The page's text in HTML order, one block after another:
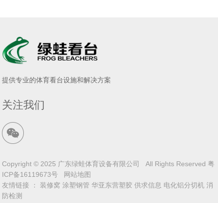
提供专业的体育看台设施和解决方案
关注我们
Copyright © 2025 广东绿蛙体育设备有限公司 All Rights Reserved 粤
ICP备16119673号
网站地图
友情链接 ： 装修窝 涂塑钢管 华亚东营塑胶 供求信息 电化铝分切机 消
防检测